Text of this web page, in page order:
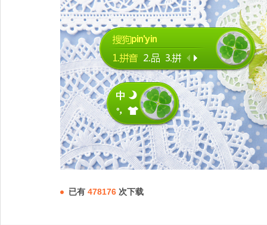
已有 478176 次下载